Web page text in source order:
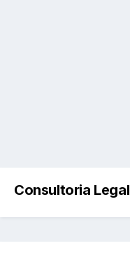
Consultoria Legal